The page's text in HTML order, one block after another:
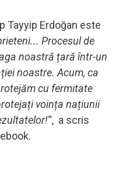
Tayyip Erdoğan este
Procesul de
noastră țară într-un
noastre. Acum, ca
cu fermitate
voința națiunii
“, a scris